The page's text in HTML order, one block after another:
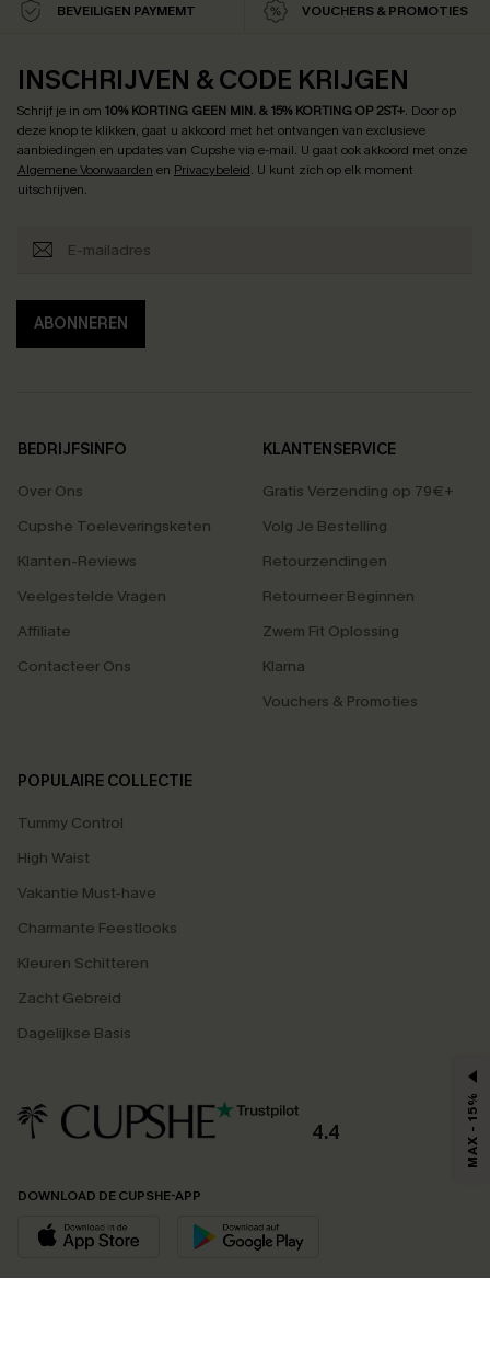
BEVEILIGEN PAYMEMT VOUCHERS & PROMOTIES
INSCHRIJVEN & CODE KRIJGEN
Schrijf je in om 10% KORTING GEEN MIN. & 15% KORTING OP 2ST+. Door op
deze knop te klikken, gaat u akkoord met het ontvangen van exclusieve
aanbiedingen en updates van Cupshe via e-mail. U gaat ook akkoord met onze
Algemene Voorwaarden en Privacybeleid. U kunt zich op elk moment
uitschrijven.
ABONNEREN
BEDRIJFSINFO
Over Ons
Cupshe Toeleveringsketen
Klanten-Reviews
Veelgestelde Vragen
Affiliate
Contacteer Ons
KLANTENSERVICE
Gratis Verzending op 79€+
Volg Je Bestelling
Retourzendingen
Retourneer Beginnen
Zwem Fit Oplossing
Klarna
Vouchers & Promoties
POPULAIRE COLLECTIE
Tummy Control
High Waist
Vakantie Must-have
Charmante Feestlooks
Kleuren Schitteren
Zacht Gebreid
Dagelijkse Basis
4.4
DOWNLOAD DE CUPSHE-APP
MAX - 15%